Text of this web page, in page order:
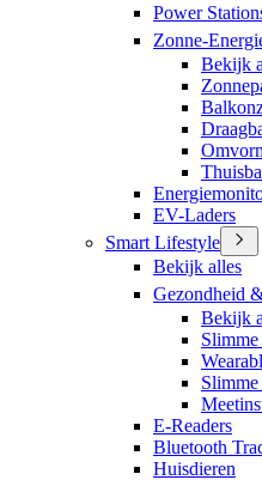
Power
Zonne-
Bekijk
EV-Laders
Smart Lifestyle
Bekijk alles
Gezondheid
Bekijk
Slimme
Slimme
E-Readers
Bluetooth
Huisdieren